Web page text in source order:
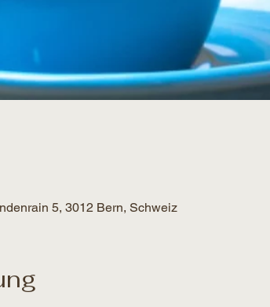
5, 3012 Bern, Schweiz